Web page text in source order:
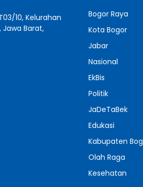
10, Kelurahan
Jawa Barat,
Bogor Raya
Kota Bogor
Jabar
Nasional
EkBis
Politik
JaDeTaBek
Edukasi
Kabupaten
Olah Raga
Kesehatan